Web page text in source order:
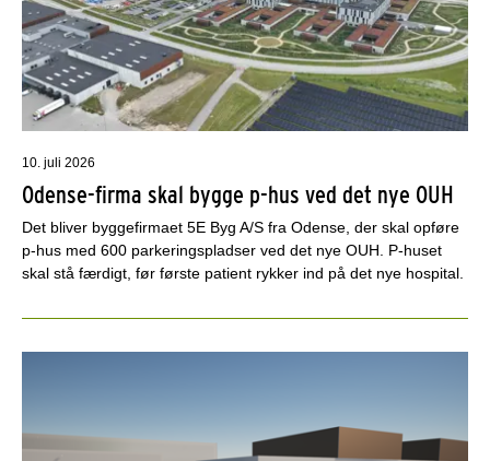
10. juli 2026
Odense-firma skal bygge p-hus ved det nye OUH
Det bliver byggefirmaet 5E Byg A/S fra Odense, der skal opføre
p-hus med 600 parkeringspladser ved det nye OUH. P-huset
skal stå færdigt, før første patient rykker ind på det nye hospital.